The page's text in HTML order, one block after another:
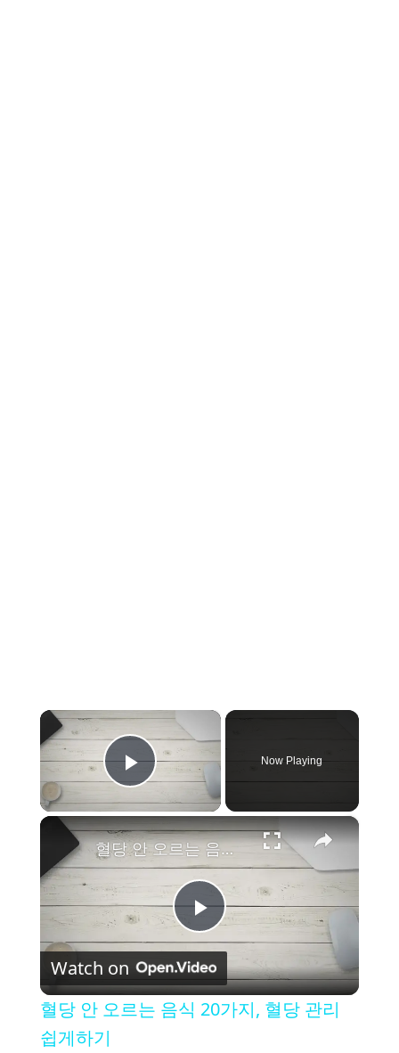
×
Play Video
Now Playing
×
P
l
혈당 안 오르는 음식 20가지, 혈당 관리 쉽게하기
Watch on
혈당 안 오르는 음식 20가지, 혈당 관리
쉽게하기